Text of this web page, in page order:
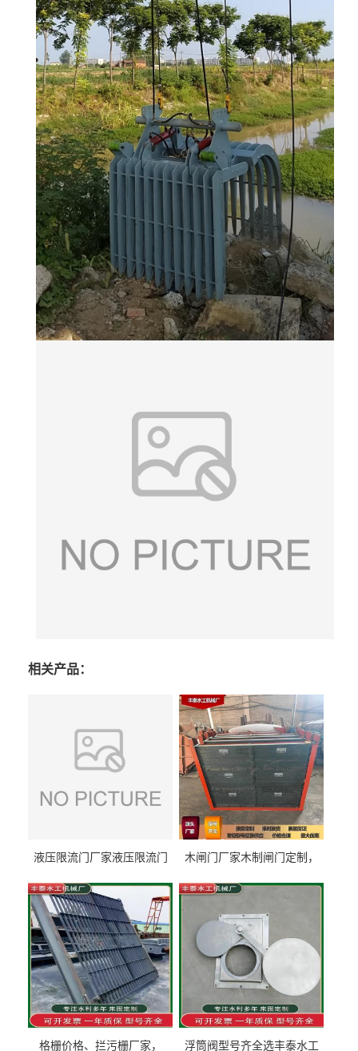
相关产品：
液压限流门厂家液压限流门
泰制造
木闸门厂家木制闸门定制，
型号齐全
格栅价格、拦污栅厂家，
浮筒阀型号齐全选丰泰水工